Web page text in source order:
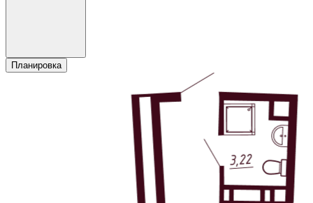
Планировка